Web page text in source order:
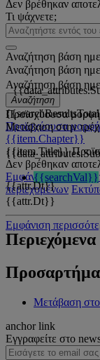
Δεν βρέθηκαν
Τι ψάχνετε;
Αναζήτηση βάση
Αναζήτηση βάση
Αναζήτηση βάση
Αναζήτηση
Προϊσχύουσα μορφή
{{item.Chapter}}
{{item.Title}}
Δεν βρέθηκαν
Εμφάνιση όλων των
περιεχομένων
Προϊσχύουσα
Μετάβαση στην
{{searchVal}}
{{attr.Dt}}
Εμφάνιση
{{attr.Dt}}
Περιεχόμενα
Μετάβαση στο
anchor link
Εγγραφείτε στο